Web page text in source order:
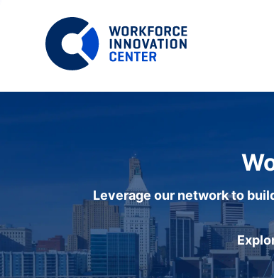
Leverage our network to